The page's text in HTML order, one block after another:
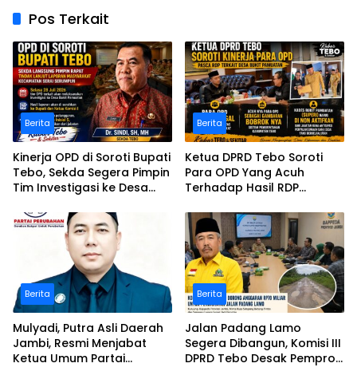
Pos Terkait
Berita
Kinerja OPD di Soroti Bupati
Tebo, Sekda Segera Pimpin
Tim Investigasi ke Desa
serumpun
Berita
Ketua DPRD Tebo Soroti
Para OPD Yang Acuh
Terhadap Hasil RDP
Pamuatan
Berita
Mulyadi, Putra Asli Daerah
Jambi, Resmi Menjabat
Ketua Umum Partai
Berita
Jalan Padang Lamo
Segera Dibangun, Komisi III
DPRD Tebo Desak Pemprov